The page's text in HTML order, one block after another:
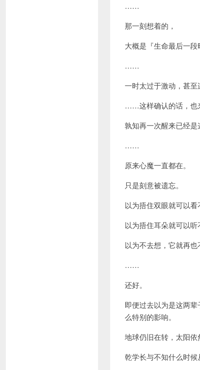
……
那一刻想着的，
大概是『生命最后一
……
一时太过于激动，甚至
……这样确认的话，也
孰知再一次醒来已经是
……
原来心魔一直都在。
只是刻意被遗忘。
以为捂住双眼就可以看
以为捂住耳朵就可以听
以为不去想，它就再也
……
还好。
即便过去以为是这两
么特别的影响。
地球仍旧在转，太阳依
乾学长与不知什么时候